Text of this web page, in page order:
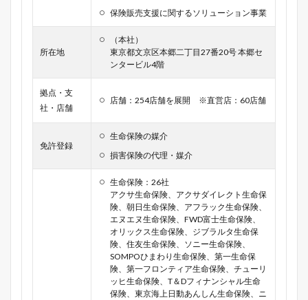
保険販売支援に関するソリューション事業
所在地
（本社）
東京都文京区本郷二丁目27番20号 本郷セ
ンタービル4階
拠点・支
社・店舗
店舗：254店舗を展開 ※直営店：60店舗
免許登録
生命保険の媒介
損害保険の代理・媒介
生命保険：26社
アクサ生命保険、アクサダイレクト生命保
険、朝日生命保険、アフラック生命保険、
エヌエヌ生命保険、FWD富士生命保険、
オリックス生命保険、ジブラルタ生命保
険、住友生命保険、ソニー生命保険、
SOMPOひまわり生命保険、第一生命保
険、第一フロンティア生命保険、チューリ
ッヒ生命保険、T＆Dフィナンシャル生命
保険、東京海上日動あんしん生命保険、ニ